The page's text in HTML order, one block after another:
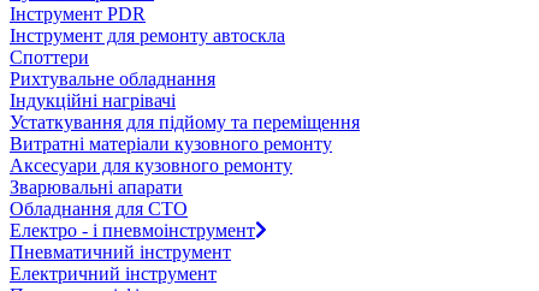
Інструмент PDR
Інструмент для ремонту автоскла
Споттери
Рихтувальне обладнання
Індукційні нагрівачі
Устаткування для підйому та переміщення
Витратні матеріали кузовного ремонту
Аксесуари для кузовного ремонту
Зварювальні апарати
Обладнання для СТО
Електро - і пневмоінструмент
Пневматичний інструмент
Електричний інструмент